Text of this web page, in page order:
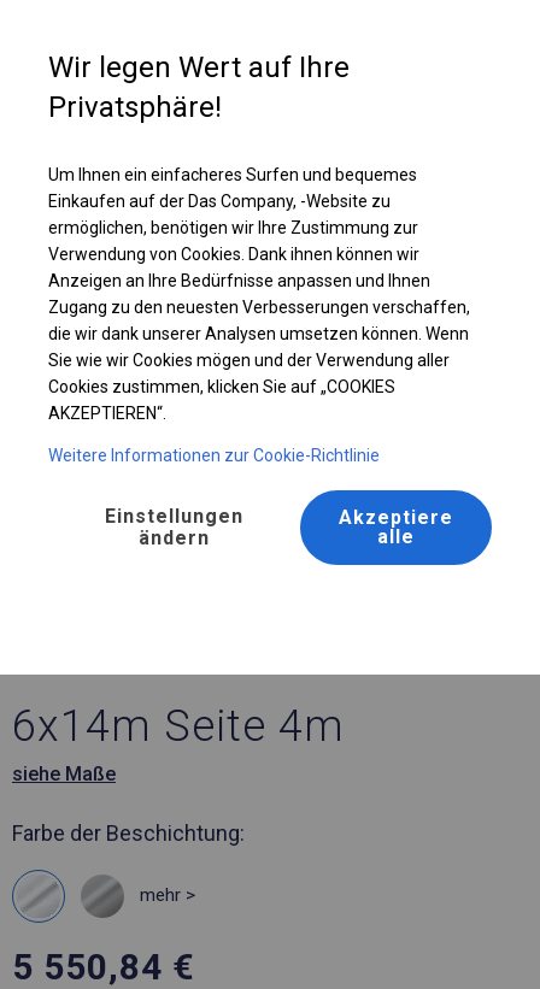
Ganzjährig geöffnete Zelthalle | 6x14 m
6x14m Seite 4m
siehe Maße
Farbe der Beschichtung:
mehr >
5 550,84 €
Wir legen Wert auf Ihre
Privatsphäre!
Um Ihnen ein einfacheres Surfen und bequemes
Einkaufen auf der Das Company, -Website zu
ermöglichen, benötigen wir Ihre Zustimmung zur
Verwendung von Cookies. Dank ihnen können wir
Anzeigen an Ihre Bedürfnisse anpassen und Ihnen
Zugang zu den neuesten Verbesserungen verschaffen,
die wir dank unserer Analysen umsetzen können. Wenn
Sie wie wir Cookies mögen und der Verwendung aller
Cookies zustimmen, klicken Sie auf „COOKIES
AKZEPTIEREN“.
Weitere Informationen zur Cookie-Richtlinie
Einstellungen
ändern
Akzeptiere
alle